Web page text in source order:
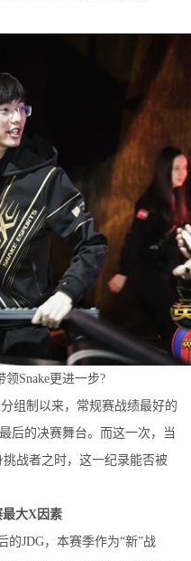
Snake更进一步?
制以来，常规赛战绩最好的
后的决赛舞台。而这一次，当
挑战者之时，这一纪录能否被
大X因素
JDG，本赛季作为“新”战